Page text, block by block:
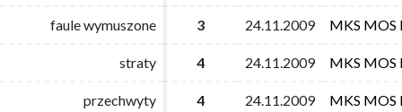
faule wymuszone 3 24.11.2009 MKS MOS
straty 4 24.11.2009 MKS MOS
przechwyty 4 24.11.2009 MKS MOS
faule wymuszone 3 24.11.2009 MKS MOS
straty 4 24.11.2009 MKS MOS
przechwyty 4 24.11.2009 MKS MOS